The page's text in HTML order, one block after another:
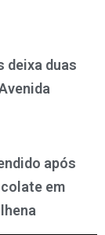
deixa duas
após
em